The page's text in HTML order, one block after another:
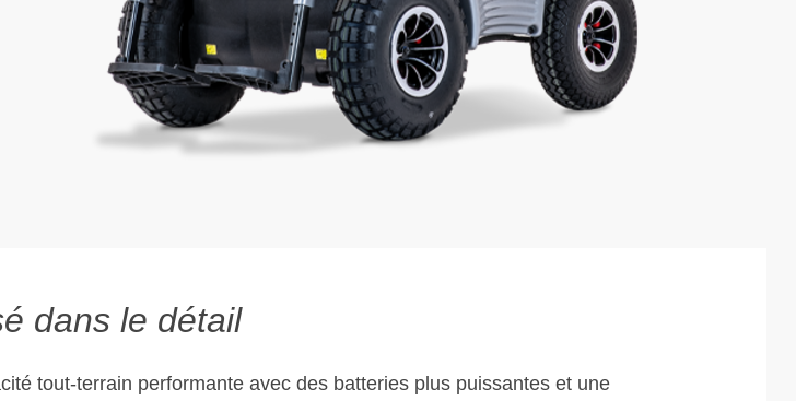
dans le détail
tout-terrain performante avec des batteries plus puissantes et une